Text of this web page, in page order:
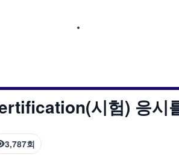
기술센터 교육센터
시험) 응시
3,787회